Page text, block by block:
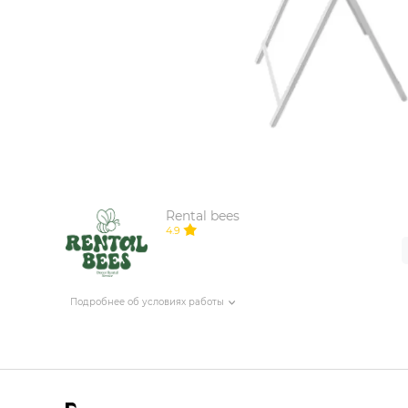
ИЗДЕЛИЯ ДЛЯ КОМФОРТА
ТЕХНИЧЕСКОЕ ОБОРУДОВАНИЕ
Rental bees
4.9
Подробнее об условиях работы